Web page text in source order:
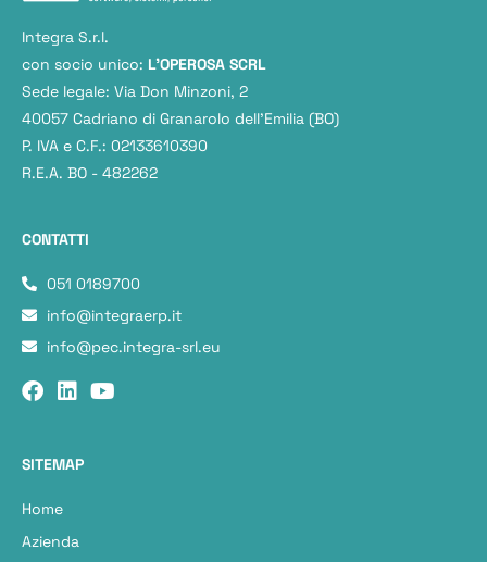
Integra S.r.l.
con socio unico: L'OPEROSA SCRL
Sede legale: Via Don Minzoni, 2
40057 Cadriano di Granarolo dell’Emilia (BO)
P. IVA e C.F.: 02133610390
R.E.A. BO - 482262
CONTATTI
051 0189700
info@integraerp.it
info@pec.integra-srl.eu
SITEMAP
Home
Azienda